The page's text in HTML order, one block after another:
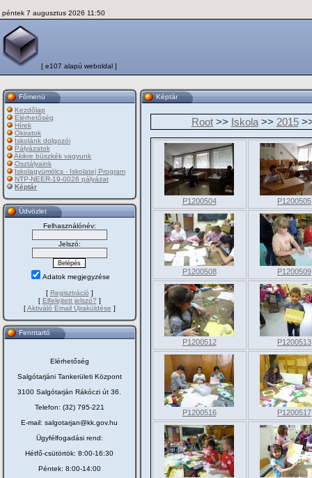
péntek 7 augusztus 2026 11:50
[ e107 alapú weboldal ]
Főmenü
Kezdõlap
Elérhetőség
Hírek
Okiratok
Iskolánk dolgozói
Pályázatok
Akikre büszkék vagyunk
Osztályaink
Iskolagyümölcs - Iskolatej Program
NTP-NEER-19-0026 pályázat
Képtár
Üdvözlet
Felhasználónév:
Jelszó:
Adatok megjegyzése
[ Regisztráció ]
[ Elfelejtett jelszó? ]
[Aktiváló Email Újraküldése ]
Fenntartó
Elérhetőség
Salgótarjáni Tankerületi Központ
3100 Salgótarján Rákóczi út 36.
Telefon: (32) 795-221
E-mail: salgotarjan@kk.gov.hu
Ügyfélfogadási rend:
Hétfő-csütörtök: 8:00-16:30
Péntek: 8:00-14:00
Képtár
Root>> Iskola>> 2015
P1200504 P1200505
P1200508 P1200509
P1200512 P1200513
P1200516 P1200517